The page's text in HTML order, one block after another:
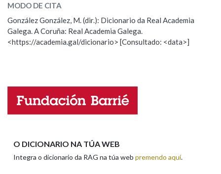
OUTRAS OPCIÓNS DE BUSCA
Marcas gramaticais
ESCOLLE UNHA OPCIÓN:
Observación Hai un erro na palabra
Propoño mellorar a definición
Nome
MODO DE CITA
González González, M. (dir.): Dicionario da Real Academia
Galega. A Coruña: Real Academia Galega.
<https://academia.gal/dicionario> [Consultado: <data>]
O DICIONARIO NA TÚA WEB
Integra o dicionario da RAG na túa web premendo aquí.